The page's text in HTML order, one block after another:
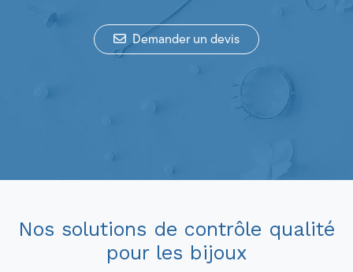
Demander un devis
Nos solutions de contrôle qualité
pour les bijoux